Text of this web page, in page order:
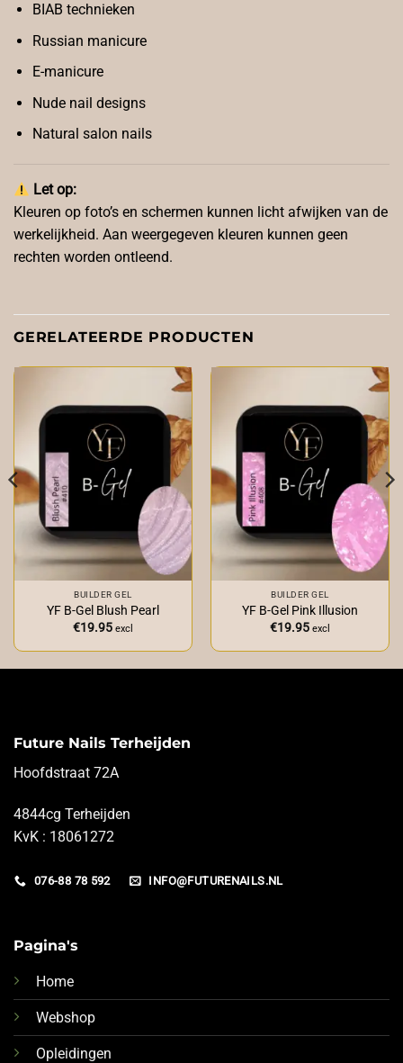
BIAB technieken
Russian manicure
E-manicure
Nude nail designs
Natural salon nails
Let op:
Kleuren op foto’s en schermen kunnen licht afwijken van de
werkelijkheid. Aan weergegeven kleuren kunnen geen
rechten worden ontleend.
GERELATEERDE PRODUCTEN
BUILDER GEL
YF B-Gel Blush Pearl
€19.95 excl
BUILDER GEL
YF B-Gel Pink Illusion
€19.95 excl
Future Nails Terheijden
Hoofdstraat 72A
4844cg Terheijden
KvK : 18061272
076-88 78 592 INFO@FUTURENAILS.NL
Pagina's
Home
Webshop
Opleidingen